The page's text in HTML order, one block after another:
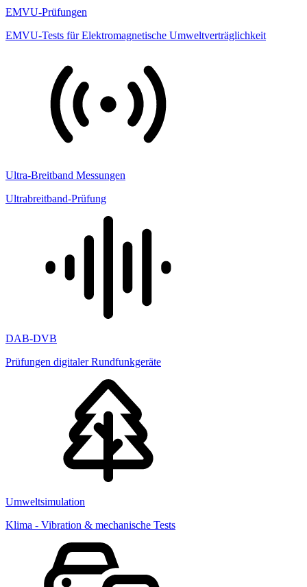
EMVU-Prüfungen
EMVU-Tests für Elektromagnetische Umweltverträglichkeit
Ultra-Breitband Messungen
Ultrabreitband-Prüfung
DAB-DVB
Prüfungen digitaler Rundfunkgeräte
Umweltsimulation
Klima - Vibration & mechanische Tests